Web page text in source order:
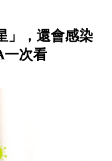
」，還會感染
一次看